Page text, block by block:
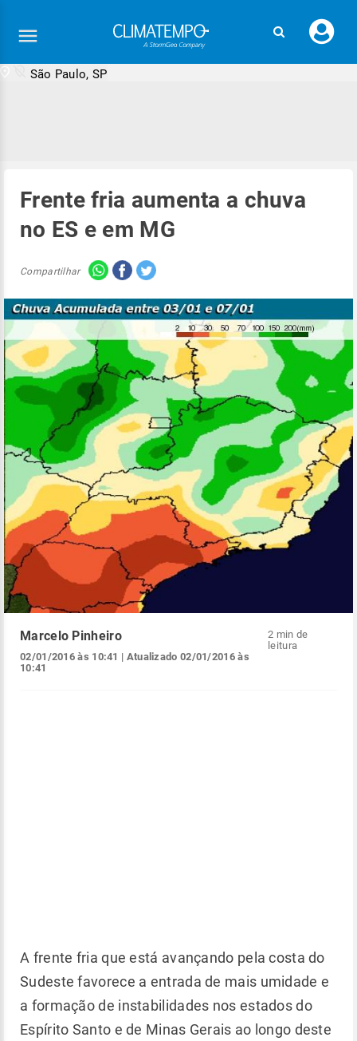
seu
São Paulo, SP
Frente fria aumenta a chuva
no ES e em MG
Compartilhar
Marcelo Pinheiro
02/01/2016 às 10:41 | Atualizado 02/01/2016 às
10:41
2 min de
leitura
A frente fria que está avançando pela costa do
Sudeste favorece a entrada de mais umidade e
a formação de instabilidades nos estados do
Espírito Santo e de Minas Gerais ao longo deste